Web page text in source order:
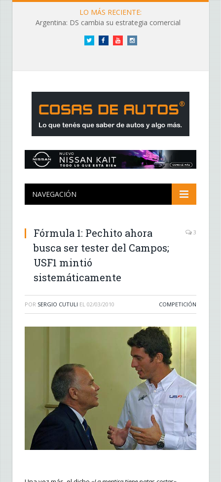
LO MÁS RECIENTE:
Argentina: DS cambia su estrategia comercial
Twitter FacebookYouTubeInstagram
NAVEGACIÓN
Fórmula 1: Pechito ahora
busca ser tester del Campos;
USF1 mintió
sistemáticamente
3
POR SERGIO CUTULI EL 02/03/2010 COMPETICIÓN